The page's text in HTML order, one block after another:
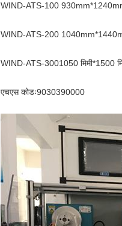
WIND-ATS-100
WIND-ATS-200
WIND-ATS-3001050 मिमी*1500
एचएस कोडः9030390000